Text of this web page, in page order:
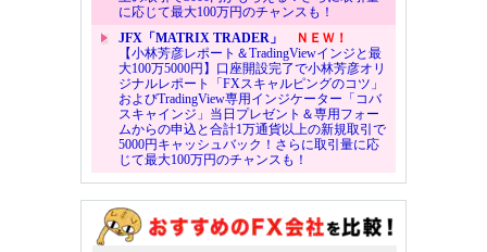
に応じて最大100万円のチャンスも！
JFX「MATRIX TRADER」
ＮＥＷ！
【小林芳彦レポート＆TradingViewインジと最
大100万5000円】口座開設完了で小林芳彦オリ
ジナルレポート「FXスキャルピングのコツ」
およびTradingView専用インジケーター「コバ
スキャインジ」当日プレゼント＆専用フォー
ムからの申込と合計1万通貨以上の新規取引で
5000円キャッシュバック！さらに取引量に応
じて最大100万円のチャンスも！